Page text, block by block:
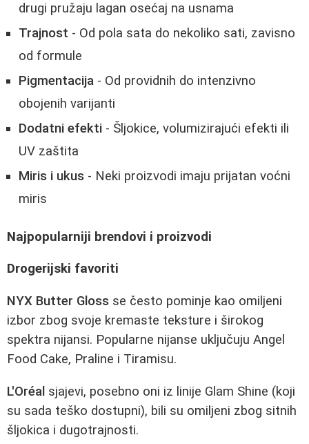
drugi pružaju lagan osećaj na usnama
Trajnost - Od pola sata do nekoliko sati, zavisno
od formule
Pigmentacija - Od providnih do intenzivno
obojenih varijanti
Dodatni efekti - Šljokice, volumizirajući efekti ili
UV zaštita
Miris i ukus - Neki proizvodi imaju prijatan voćni
miris
Najpopularniji brendovi i proizvodi
Drogerijski favoriti
NYX Butter Gloss se često pominje kao omiljeni
izbor zbog svoje kremaste teksture i širokog
spektra nijansi. Popularne nijanse uključuju Angel
Food Cake, Praline i Tiramisu.
L'Oréal sjajevi, posebno oni iz linije Glam Shine (koji
su sada teško dostupni), bili su omiljeni zbog sitnih
šljokica i dugotrajnosti.